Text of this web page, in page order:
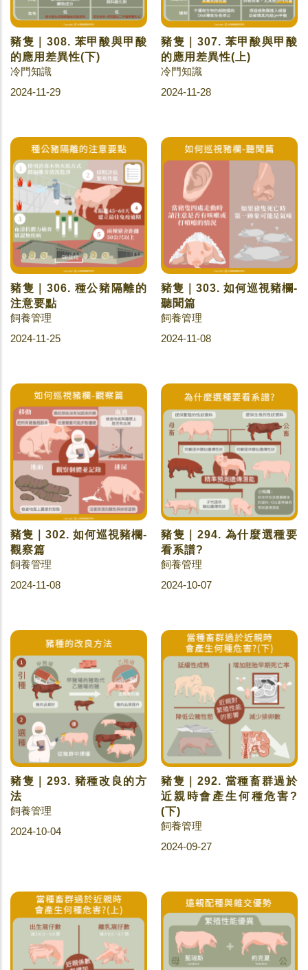
豬隻｜308. 苯甲酸與甲酸
的應用差異性(下)
冷門知識
2024-11-29
豬隻｜307. 苯甲酸與甲酸
的應用差異性(上)
冷門知識
2024-11-28
豬隻｜306. 種公豬隔離的
注意要點
飼養管理
2024-11-25
豬隻｜303. 如何巡視豬欄-
聽聞篇
飼養管理
2024-11-08
豬隻｜302. 如何巡視豬欄-
觀察篇
飼養管理
2024-11-08
豬隻｜294. 為什麼選種要
看系譜?
飼養管理
2024-10-07
豬隻｜293. 豬種改良的方
法
飼養管理
2024-10-04
豬隻｜292. 當種畜群過於
近親時會產生何種危害?
(下)
飼養管理
2024-09-27